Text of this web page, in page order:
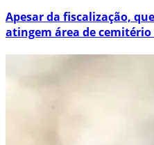
Apesar da fiscalização,
atingem área de cemitério